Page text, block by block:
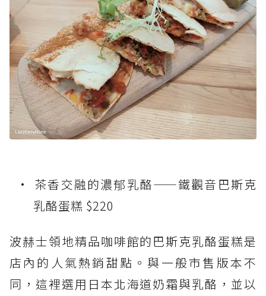
茶香交融的濃郁乳酪——鐵觀音巴斯克
乳酪蛋糕 $220
波赫士領地精品咖啡館的巴斯克乳酪蛋糕是
店內的人氣熱銷甜點。與一般市售版本不
同，這裡選用日本北海道奶霜與乳酪，並以